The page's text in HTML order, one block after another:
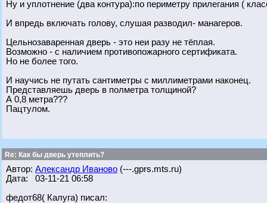
Ну и уплотнение (два контура):по периметру прилегания (
И впредь включать голову, слушая разводил- манагеров.
Цельнозаваренная дверь - это неи разу не тёплая.
Возможно - с наличием противопожарного сертификата.
Но не более того.
И научись не путать сантиметры с миллиметрами наконец.
Представляешь дверь в полметра толщиной?
А 0,8 метра???
Пацтулом.
Re: Как бы дверь утеплить?
Автор: Александр Иваново (---.gprs.mts.ru)
Дата: 03-11-21 06:58
федот68( Калуга) писал: